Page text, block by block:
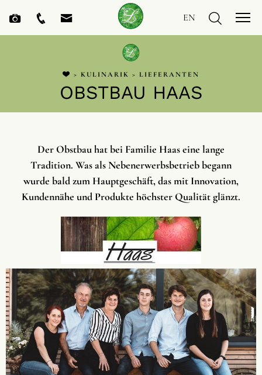
EN
> KULINARIK > LIEFERANTEN
OBSTBAU HAAS
Der Obstbau hat bei Familie Haas eine lange
Tradition. Was als Nebenerwerbsbetrieb begann
wurde bald zum Hauptgeschäft, das mit Innovation,
Kundennähe und Produkte höchster Qualität glänzt.